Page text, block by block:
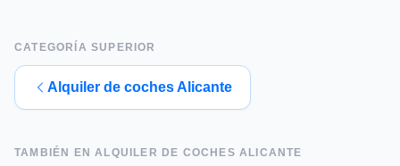
CATEGORÍA SUPERIOR
Alquiler de coches Alicante
TAMBIÉN EN ALQUILER DE COCHES ALICANTE